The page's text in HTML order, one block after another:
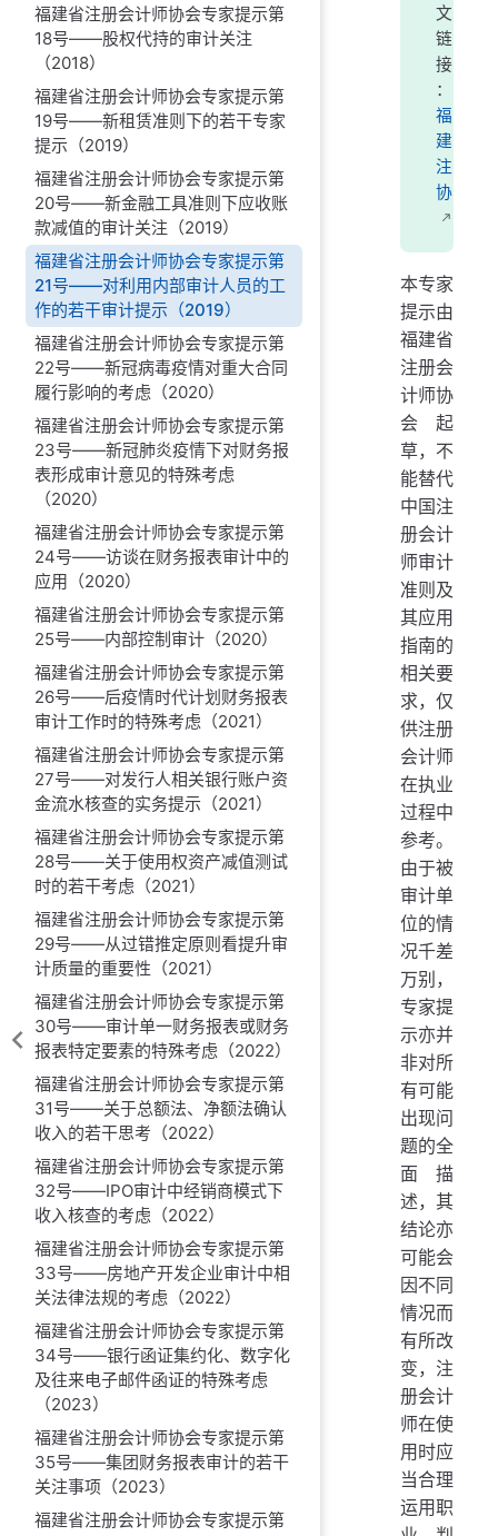
福建省注册会计师协会专家提示第
18号——股权代持的审计关注
（2018）
福建省注册会计师协会专家提示第
19号——新租赁准则下的若干专家
提示（2019）
福建省注册会计师协会专家提示第
20号——新金融工具准则下应收账
款减值的审计关注（2019）
福建省注册会计师协会专家提示第
21号——对利用内部审计人员的工
作的若干审计提示（2019）
福建省注册会计师协会专家提示第
22号——新冠病毒疫情对重大合同
履行影响的考虑（2020）
福建省注册会计师协会专家提示第
23号——新冠肺炎疫情下对财务报
表形成审计意见的特殊考虑
（2020）
福建省注册会计师协会专家提示第
24号——访谈在财务报表审计中的
应用（2020）
福建省注册会计师协会专家提示第
25号——内部控制审计（2020）
福建省注册会计师协会专家提示第
26号——后疫情时代计划财务报表
审计工作时的特殊考虑（2021）
福建省注册会计师协会专家提示第
27号——对发行人相关银行账户资
金流水核查的实务提示（2021）
福建省注册会计师协会专家提示第
28号——关于使用权资产减值测试
时的若干考虑（2021）
福建省注册会计师协会专家提示第
29号——从过错推定原则看提升审
计质量的重要性（2021）
福建省注册会计师协会专家提示第
30号——审计单一财务报表或财务
报表特定要素的特殊考虑（2022）
福建省注册会计师协会专家提示第
31号——关于总额法、净额法确认
收入的若干思考（2022）
福建省注册会计师协会专家提示第
32号——IPO审计中经销商模式下
收入核查的考虑（2022）
福建省注册会计师协会专家提示第
33号——房地产开发企业审计中相
关法律法规的考虑（2022）
福建省注册会计师协会专家提示第
34号——银行函证集约化、数字化
及往来电子邮件函证的特殊考虑
（2023）
福建省注册会计师协会专家提示第
35号——集团财务报表审计的若干
关注事项（2023）
福建省注册会计师协会专家提示第
文
链
接
：
福
建
注
协
本专家
提示由
福建省
注册会
计师协
会起
草，不
能替代
中国注
册会计
师审计
准则及
其应用
指南的
相关要
求，仅
供注册
会计师
在执业
过程中
参考。
由于被
审计单
位的情
况千差
万别，
专家提
示亦并
非对所
有可能
出现问
题的全
面描
述，其
结论亦
可能会
因不同
情况而
有所改
变，注
册会计
师在使
用时应
当合理
运用职